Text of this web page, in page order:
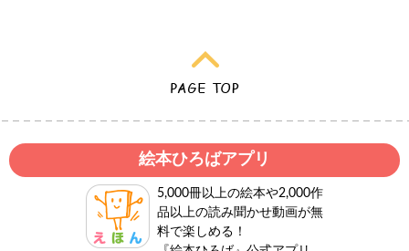
絵本ひろばアプリ
5,000冊以上の絵本や2,000作
品以上の読み聞かせ動画が無
料で楽しめる！